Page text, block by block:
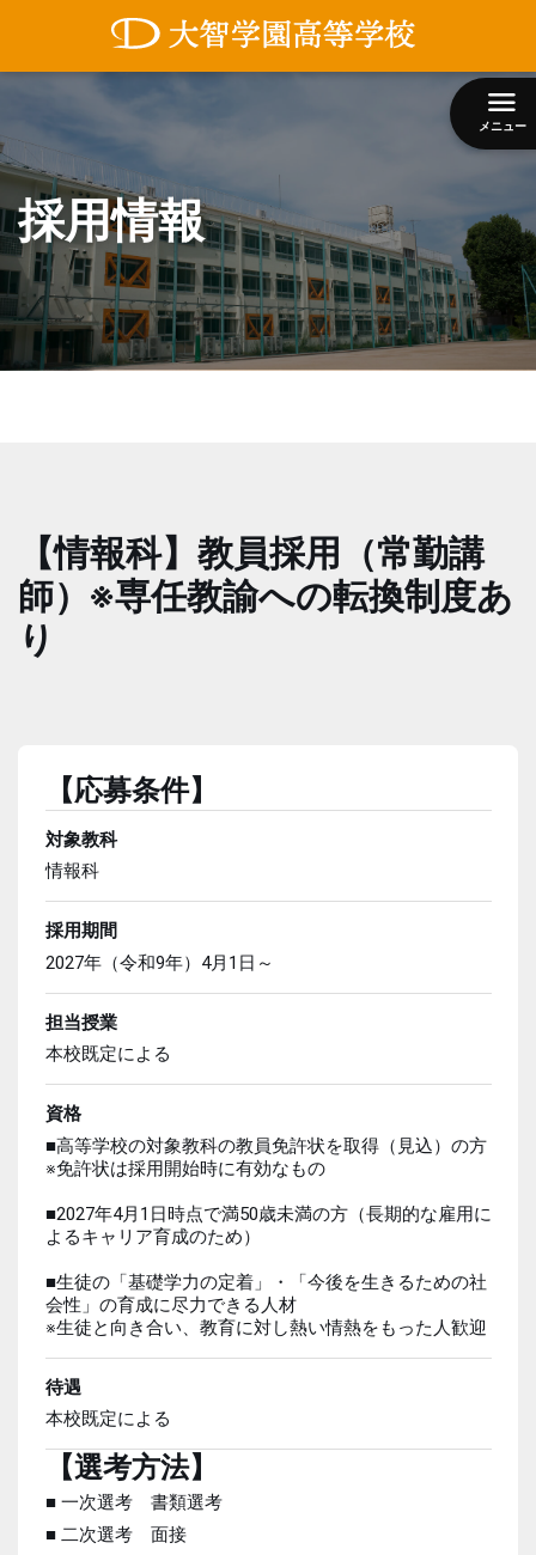
へ
ス
キ
ッ
プ
メニュー
採用情報
【情報科】教員採用（常勤講
師）※専任教諭への転換制度あ
り
【応募条件】
対象教科
情報科
採用期間
2027年（令和9年）4月1日～
担当授業
本校既定による
資格
■高等学校の対象教科の教員免許状を取得（見込）の方
※免許状は採用開始時に有効なもの
■2027年4月1日時点で満50歳未満の方（長期的な雇用に
よるキャリア育成のため）
■生徒の「基礎学力の定着」・「今後を生きるための社
会性」の育成に尽力できる人材
※生徒と向き合い、教育に対し熱い情熱をもった人歓迎
待遇
本校既定による
【選考方法】
■ 一次選考 書類選考
■ 二次選考 面接